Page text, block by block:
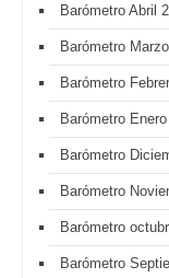
Barómetro Abril
Barómetro
Barómetro
Barómetro
Barómetro
Barómetro
Barómetro
Barómetro